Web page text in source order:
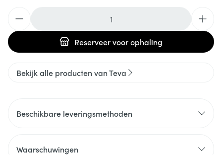
Reserveervoor ophaling
Bekijk alle producten van Teva
Beschikbare leveringsmethoden
Waarschuwingen